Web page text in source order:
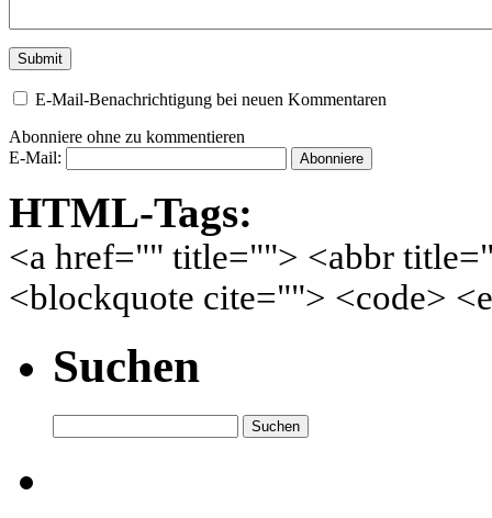
E-Mail-Benachrichtigung bei neuen Kommentaren
Abonniere ohne zu kommentieren
E-Mail:
HTML-Tags:
<a href="" title=""> <abbr
<blockquote cite=""> <code>
Suchen